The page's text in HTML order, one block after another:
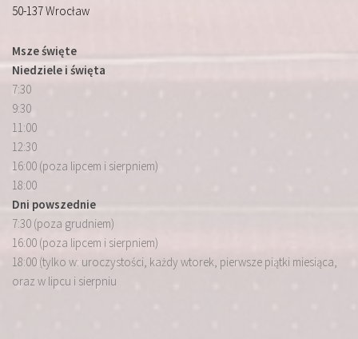
50-137 Wrocław
Msze święte
Niedziele i święta
7:30
9:30
11:00
12:30
16:00 (poza lipcem i sierpniem)
18:00
Dni powszednie
7:30 (poza grudniem)
16:00 (poza lipcem i sierpniem)
18:00 (tylko w: uroczystości, każdy wtorek, pierwsze piątki miesiąca,
oraz w lipcu i sierpniu